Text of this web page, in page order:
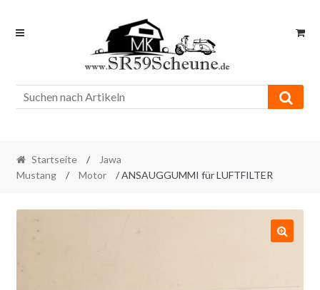
Skip
Skip
Startseite /
Jawa
Mustang
/ Motor / ANSAUGGUMMI für LUFTFILTER